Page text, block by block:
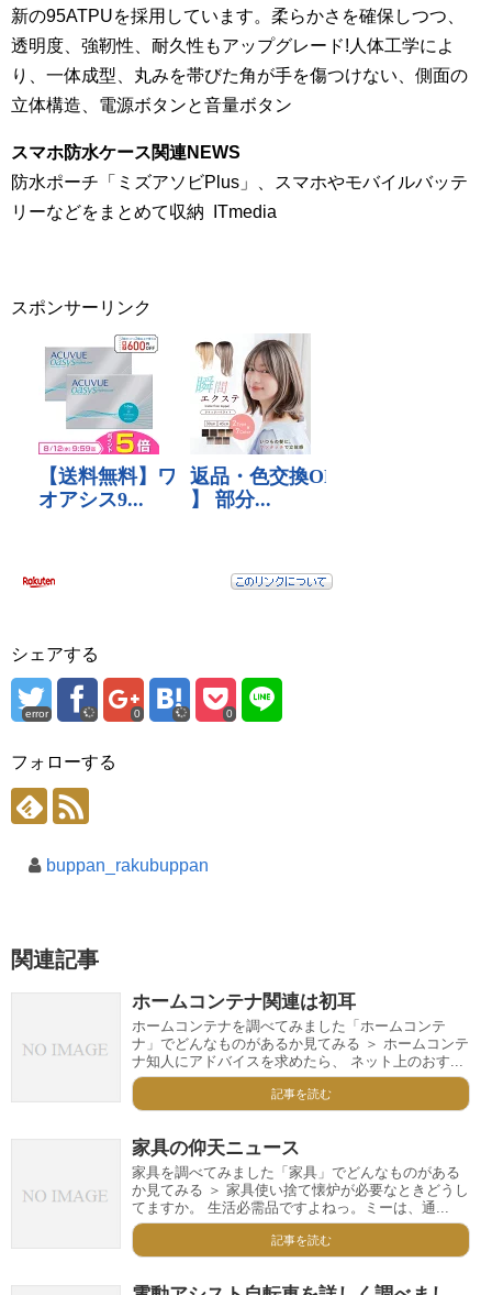
新の95ATPUを採用しています。柔らかさを確保しつつ、
透明度、強靭性、耐久性もアップグレード!人体工学によ
り、一体成型、丸みを帯びた角が手を傷つけない、側面の
立体構造、電源ボタンと音量ボタン
スマホ防水ケース関連NEWS
防水ポーチ「ミズアソビPlus」、スマホやモバイルバッテ
リーなどをまとめて収納 ITmedia
スポンサーリンク
シェアする
error 0 0
フォローする
buppan_rakubuppan
関連記事
ホームコンテナ関連は初耳
ホームコンテナを調べてみました「ホームコンテ
ナ」でどんなものがあるか見てみる ＞ ホームコンテ
ナ知人にアドバイスを求めたら、 ネット上のおす...
記事を読む
家具の仰天ニュース
家具を調べてみました「家具」でどんなものがある
か見てみる ＞ 家具使い捨て懐炉が必要なときどうし
てますか。 生活必需品ですよねっ。ミーは、通...
記事を読む